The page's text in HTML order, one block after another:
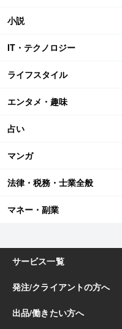
小説
IT・テクノロジー
ライフスタイル
エンタメ・趣味
占い
マンガ
法律・税務・士業全般
マネー・副業